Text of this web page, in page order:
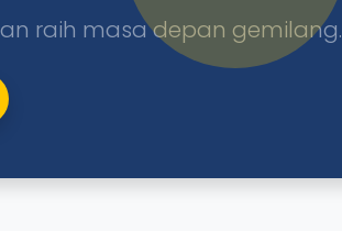
raih masa depan gemilang.